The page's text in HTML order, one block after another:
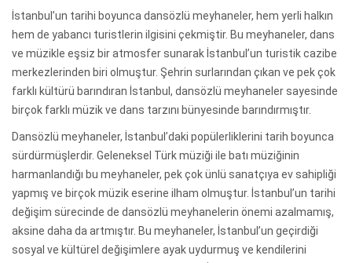
İstanbul’un tarihi boyunca dansözlü meyhaneler, hem yerli halkın
hem de yabancı turistlerin ilgisini çekmiştir. Bu meyhaneler, dans
ve müzikle eşsiz bir atmosfer sunarak İstanbul’un turistik cazibe
merkezlerinden biri olmuştur. Şehrin surlarından çıkan ve pek çok
farklı kültürü barındıran İstanbul, dansözlü meyhaneler sayesinde
birçok farklı müzik ve dans tarzını bünyesinde barındırmıştır.
Dansözlü meyhaneler, İstanbul’daki popülerliklerini tarih boyunca
sürdürmüşlerdir. Geleneksel Türk müziği ile batı müziğinin
harmanlandığı bu meyhaneler, pek çok ünlü sanatçıya ev sahipliği
yapmış ve birçok müzik eserine ilham olmuştur. İstanbul’un tarihi
değişim sürecinde de dansözlü meyhanelerin önemi azalmamış,
aksine daha da artmıştır. Bu meyhaneler, İstanbul’un geçirdiği
sosyal ve kültürel değişimlere ayak uydurmuş ve kendilerini